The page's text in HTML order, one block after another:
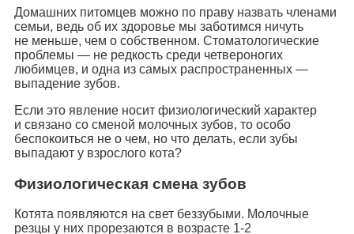
Домашних питомцев можно по праву назвать членами
семьи, ведь об их здоровье мы заботимся ничуть
не меньше, чем о собственном. Стоматологические
проблемы — не редкость среди четвероногих
любимцев, и одна из самых распространенных —
выпадение зубов.
Если это явление носит физиологический характер
и связано со сменой молочных зубов, то особо
беспокоиться не о чем, но что делать, если зубы
выпадают у взрослого кота?
Физиологическая смена зубов
Котята появляются на свет беззубыми. Молочные
резцы у них прорезаются в возрасте 1-2